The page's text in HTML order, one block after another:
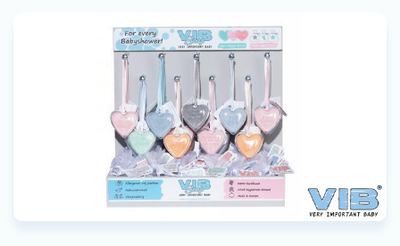
Trouvez votre
revendeur VIB®
Devenir un revendeur
VIB®
Travailler Ã VIB®